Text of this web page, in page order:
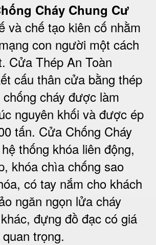
Cháy Chung Cư
và chế tạo kiên cố nhằm
con người một cách
Cửa Thép An Toàn
cấu thân cửa bằng thép
cháy được làm
nguyên khối và được ép
tấn. Cửa Chống Cháy
hệ thống khóa liên động,
khóa chìa chống sao
có tay nắm cho khách
ngăn ngọn lửa cháy
đựng đồ đạc có giá
trọng.